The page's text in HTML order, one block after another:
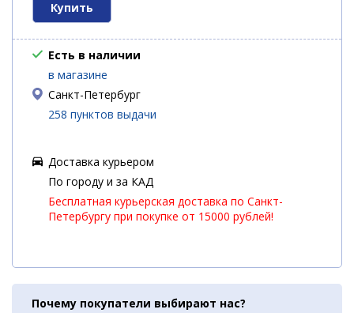
Есть в наличии
в магазине
Санкт-Петербург
258 пунктов выдачи
Доставка курьером
По городу и за КАД
Бесплатная курьерская доставка по Санкт-
Петербургу при покупке от 15000 рублей!
Почему покупатели выбирают нас?